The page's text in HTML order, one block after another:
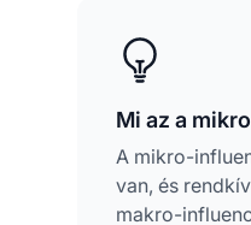
Mi az a
A mikro-
van, és
makro-